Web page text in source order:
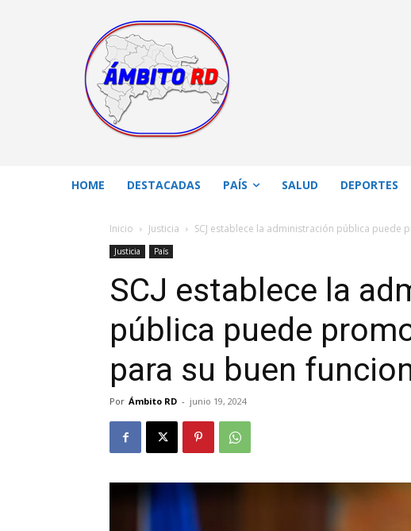
HOME DESTACADAS PAÍS SALUD DEPORTES
Inicio Justicia SCJ establece la administración pública
Justicia País
SCJ establece la
pública puede
para su buen
Por Ámbito RD - junio 19, 2024